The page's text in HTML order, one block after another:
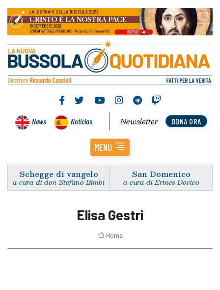
News Noticias DONA ORA
Newsletter
MENU
Schegge di vangelo
a cura di don Stefano Bimbi
San Domenico
a cura di Ermes Dovico
Elisa Gestri
Home